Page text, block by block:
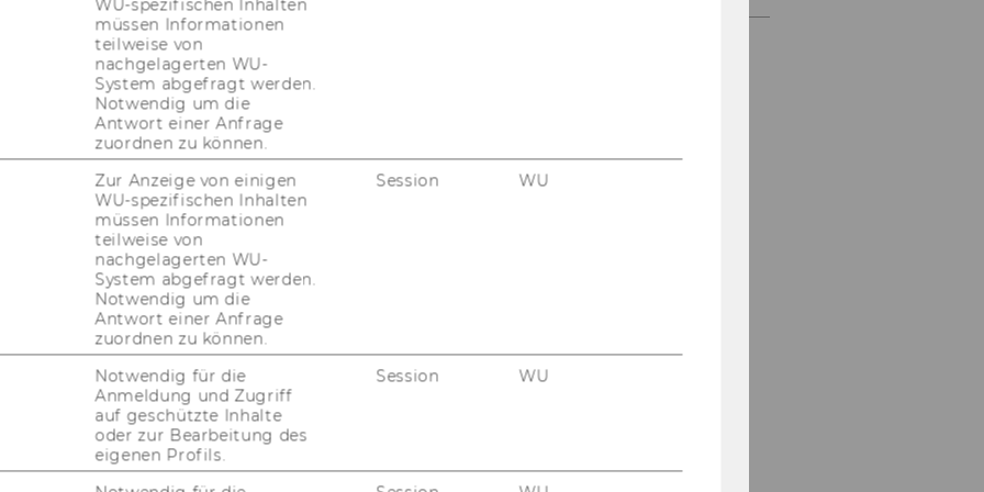
sowie nachPro­fi­len von For­schen­
Zi­ta­ti­ons­hin­wei­sen an­ge­rei­cher­ten Er­
Pa­ten­te aus mehr als 100 Ju­ris­dik­tio­
wis­sen­schaft­li­che Li­te­ra­tur.
kön­nen per Link Re­sol­ver auf­ge­ru­fen
(ITK) er­mög­licht in­sti­tu­tio­nel­len Be­
eine Ab­fra­ge der Daten via API.
und Hilfestellungen
Hil­fe­stel­lun­gen, API Do­ku­men­
eine Fea­ture Tour ver­füg­bar.
Data Co­ver­ageund
Scholar Data Co­
WU-spezifischen Inhalten
müssen Informationen
teilweise von
nachgelagerten WU-
System abgefragt werden.
Notwendig um die
Antwort einer Anfrage
zuordnen zu können.
Zur Anzeige von einigen
WU-spezifischen Inhalten
müssen Informationen
teilweise von
nachgelagerten WU-
System abgefragt werden.
Notwendig um die
Antwort einer Anfrage
zuordnen zu können.
Session WU
Notwendig für die
Anmeldung und Zugriff
auf geschützte Inhalte
oder zur Bearbeitung des
eigenen Profils.
Session WU